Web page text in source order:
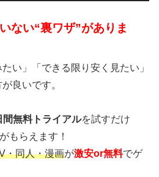
ない“裏ワザ”がありま
い」「できる限り安く見たい」
良いです。
間無料トライアルを試すだけ
がもらえます！
・同人・漫画が激安or無料でゲ